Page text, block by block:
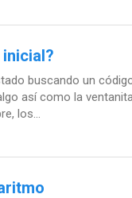
inicial?
buscando un
así como la
los...